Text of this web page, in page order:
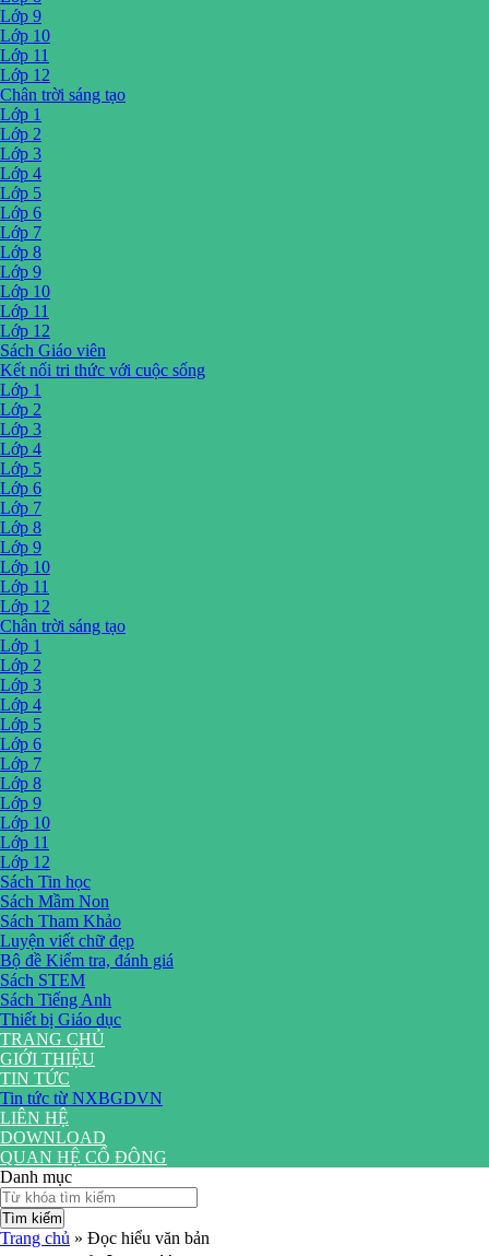
Lớp 9
Lớp 10
Lớp 11
Lớp 12
Chân trời sáng tạo
Lớp 1
Lớp 2
Lớp 3
Lớp 4
Lớp 5
Lớp 6
Lớp 7
Lớp 8
Lớp 9
Lớp 10
Lớp 11
Lớp 12
Sách Giáo viên
Kết nối tri thức với cuộc sống
Lớp 1
Lớp 2
Lớp 3
Lớp 4
Lớp 5
Lớp 6
Lớp 7
Lớp 8
Lớp 9
Lớp 10
Lớp 11
Lớp 12
Chân trời sáng tạo
Lớp 1
Lớp 2
Lớp 3
Lớp 4
Lớp 5
Lớp 6
Lớp 7
Lớp 8
Lớp 9
Lớp 10
Lớp 11
Lớp 12
Sách Tin học
Sách Mầm Non
Sách Tham Khảo
Luyện viết chữ đẹp
Bộ đề Kiểm tra, đánh giá
Sách STEM
Sách Tiếng Anh
Thiết bị Giáo dục
TRANG CHỦ
GIỚI THIỆU
TIN TỨC
Tin tức từ NXBGDVN
LIÊN HỆ
DOWNLOAD
QUAN HỆ CỔ ĐÔNG
Danh mục
Tìm kiếm
Trang chủ » Đọc hiểu văn bản